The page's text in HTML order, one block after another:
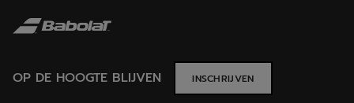
OP DE HOOGTE BLIJVEN INSCHRIJVEN